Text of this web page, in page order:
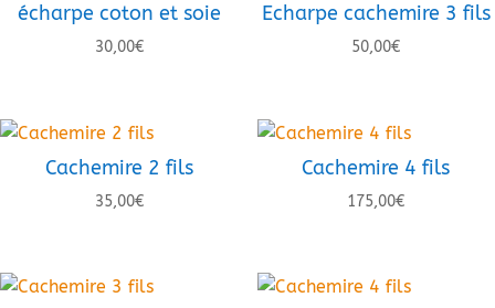
écharpe coton et soie
30,00€
Echarpe cachemire 3 fils
50,00€
Cachemire 2 fils
35,00€
Cachemire 4 fils
175,00€